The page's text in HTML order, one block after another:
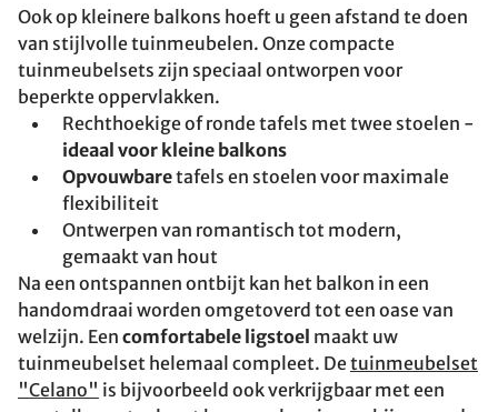
Ook op kleinere balkons hoeft u geen afstand te doen
van stijlvolle tuinmeubelen. Onze compacte
tuinmeubelsets zijn speciaal ontworpen voor
beperkte oppervlakken.
Rechthoekige of ronde tafels met twee stoelen -
ideaal voor kleine balkons
Opvouwbaretafels en stoelen voor maximale
flexibiliteit
Ontwerpen van romantisch tot modern,
gemaakt van hout
Na een ontspannen ontbijt kan het balkon in een
handomdraai worden omgetoverd tot een oase van
welzijn. Een comfortabele ligstoel maakt uw
tuinmeubelset helemaal compleet. Detuinmeubelset
"Celano" is bijvoorbeeld ook verkrijgbaar met een